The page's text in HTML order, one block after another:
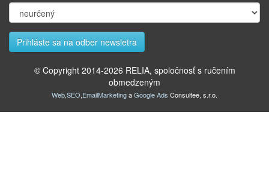
© Copyright 2014-2026 RELIA, spoločnosť s ručením
obmedzeným
Web,SEO,EmailMarketingaGoogle Ads Consultee, s.r.o.